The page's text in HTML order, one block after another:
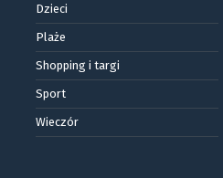
Dzieci
Plaże
Shopping i targi
Sport
Wieczór